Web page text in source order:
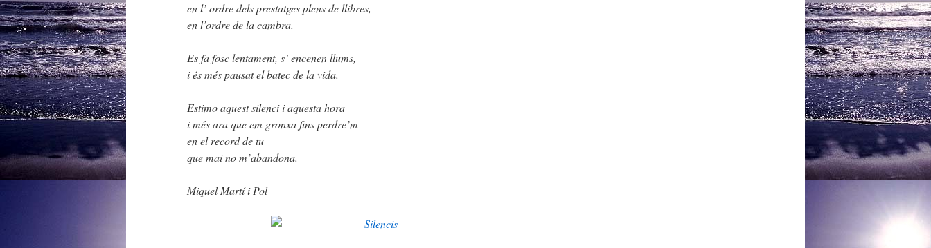
en l’ ordre dels prestatges plens de llibres,
en l’ordre de la cambra.
Es fa fosc lentament, s’ encenen llums,
i és més pausat el batec de la vida.
Estimo aquest silenci i aquesta hora
i més ara que em gronxa fins perdre’m
en el record de tu
que mai no m’abandona.
Miquel Martí i Pol